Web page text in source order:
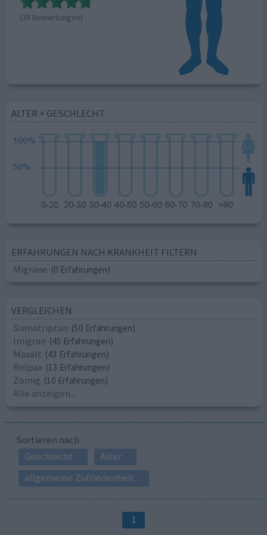
(38 Bewertungen)
ALTER + GESCHLECHT
ERFAHRUNGEN NACH KRANKHEIT FILTERN
Migräne (0 Erfahrungen)
VERGLEICHEN
Sumatriptan (50 Erfahrungen)
Imigran (45 Erfahrungen)
Maxalt (43 Erfahrungen)
Relpax (13 Erfahrungen)
Zomig (10 Erfahrungen)
Alle anzeigen...
Sortieren nach
Geschlecht
Alter
allgemeine Zufriedenheit
1